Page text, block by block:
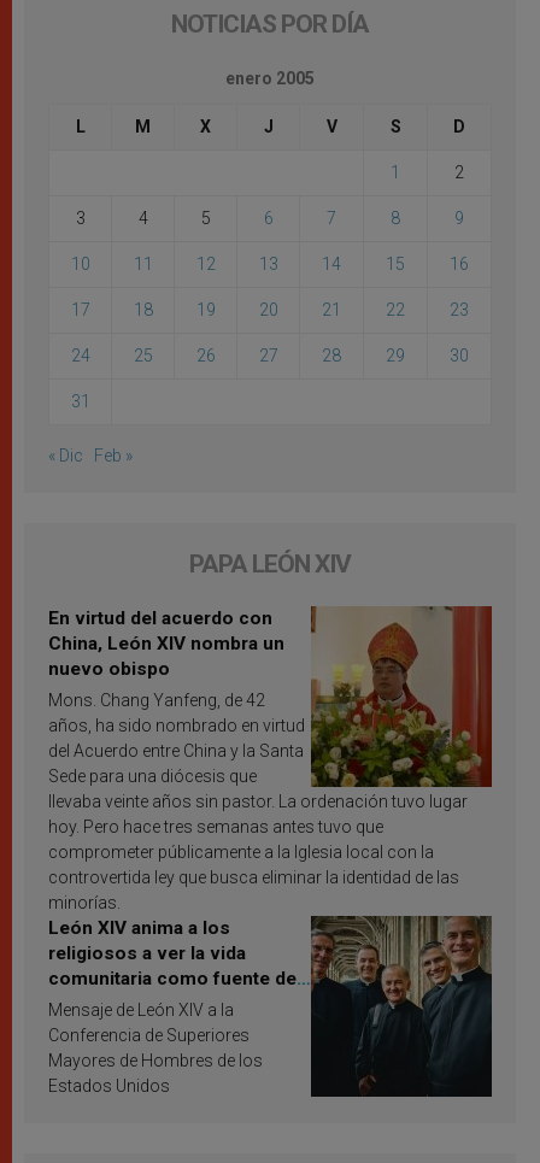
NOTICIAS POR DÍA
enero 2005
L M X J V S D
1 2
3 4 5 6 7 8 9
10 11 12 13 14 15 16
17 18 19 20 21 22 23
24 25 26 27 28 29 30
31
« Dic Feb »
PAPA LEÓN XIV
En virtud del acuerdo con
China, León XIV nombra un
nuevo obispo
Mons. Chang Yanfeng, de 42
años, ha sido nombrado en virtud
del Acuerdo entre China y la Santa
Sede para una diócesis que
llevaba veinte años sin pastor. La ordenación tuvo lugar
hoy. Pero hace tres semanas antes tuvo que
comprometer públicamente a la Iglesia local con la
controvertida ley que busca eliminar la identidad de las
minorías.
León XIV anima a los
religiosos a ver la vida
comunitaria como fuente de
inspiración y santificación
Mensaje de León XIV a la
Conferencia de Superiores
Mayores de Hombres de los
Estados Unidos